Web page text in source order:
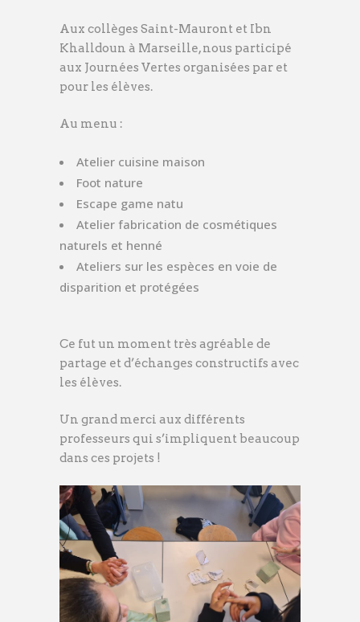
Aux collèges Saint-Mauront et Ibn
Khalldoun à Marseille, nous participé
aux Journées Vertes organisées par et
pour les élèves.
Au menu :
Atelier cuisine maison
Foot nature
Escape game natu
Atelier fabrication de cosmétiques
naturels et henné
Ateliers sur les espèces en voie de
disparition et protégées
Ce fut un moment très agréable de
partage et d’échanges constructifs avec
les élèves.
Un grand merci aux différents
professeurs qui s’impliquent beaucoup
dans ces projets !